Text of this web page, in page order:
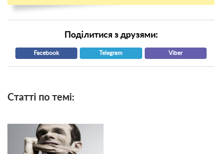
Поділитися з друзями:
Facebook Telegram Viber
Статті по темі: